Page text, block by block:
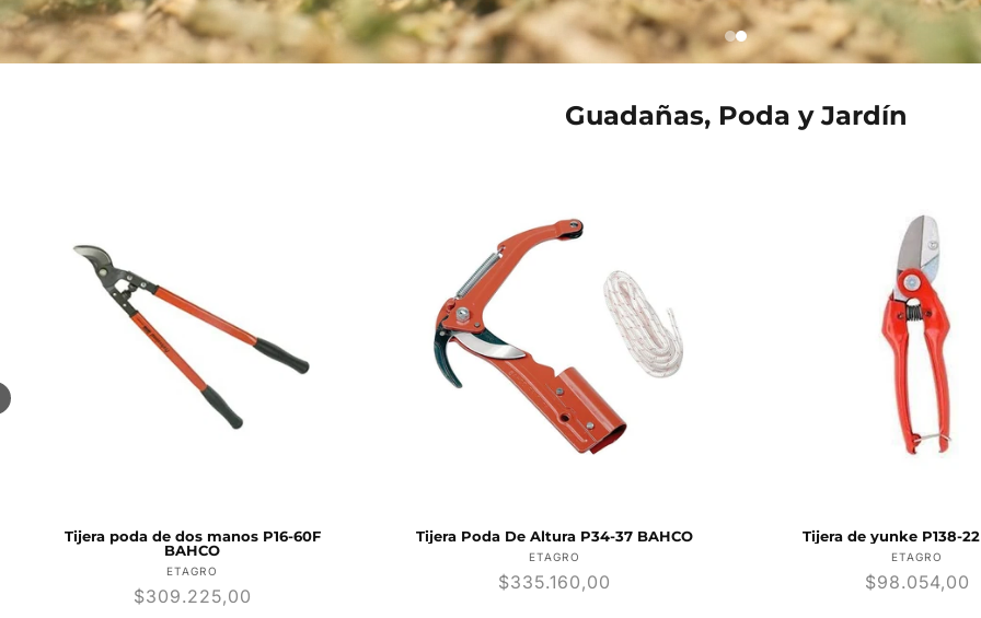
Guadañas, Poda y Jardín
Tijera Poda De Altura P34-37 BAHCO
Precio
habitual
$335.160,00
Tijera de yunke P138-22 Bahco
Precio
$98.054,00
Tijera De Podar